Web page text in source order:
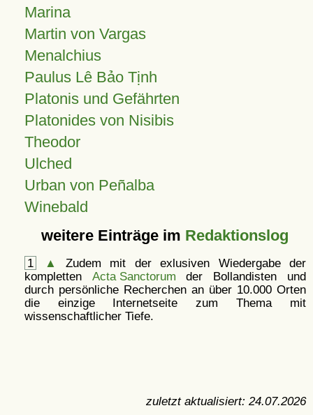
Marina
Martin von Vargas
Menalchius
Paulus Lê Bảo Tịnh
Platonis und Gefährten
Platonides von Nisibis
Theodor
Ulched
Urban von Peñalba
Winebald
weitere Einträge im Redaktionslog
1 ▲
Zudem mit der exlusiven Wiedergabe der
kompletten Acta Sanctorum der Bollandisten und
durch persönliche Recherchen an über 10.000 Orten
die einzige Internetseite zum Thema mit
wissenschaftlicher Tiefe.
zuletzt aktualisiert: 24.07.2026